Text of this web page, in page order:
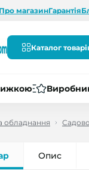
Про магазинГарантія
Каталог
обладнання
Опис